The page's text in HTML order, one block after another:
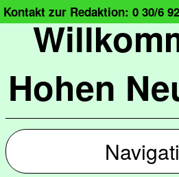
Hohen
Kontakt zur Redaktion: 0 30/6